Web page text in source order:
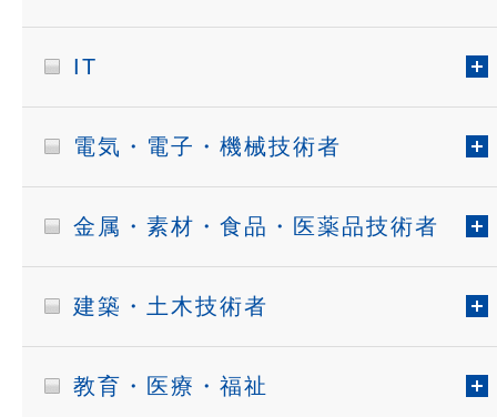
IT
電気・電子・機械技術者
金属・素材・食品・医薬品技術者
建築・土木技術者
教育・医療・福祉